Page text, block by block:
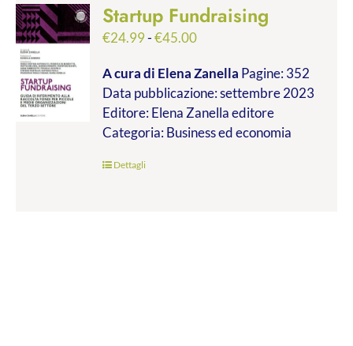
Startup Fundraising
€24.99-€45.00Fascia
prezzo:
da
€24.99
a
A cura di Elena Zanella Pagine: 352
Data pubblicazione: settembre 2023
Editore: Elena Zanella editore
Categoria: Business ed economia
Dettagli